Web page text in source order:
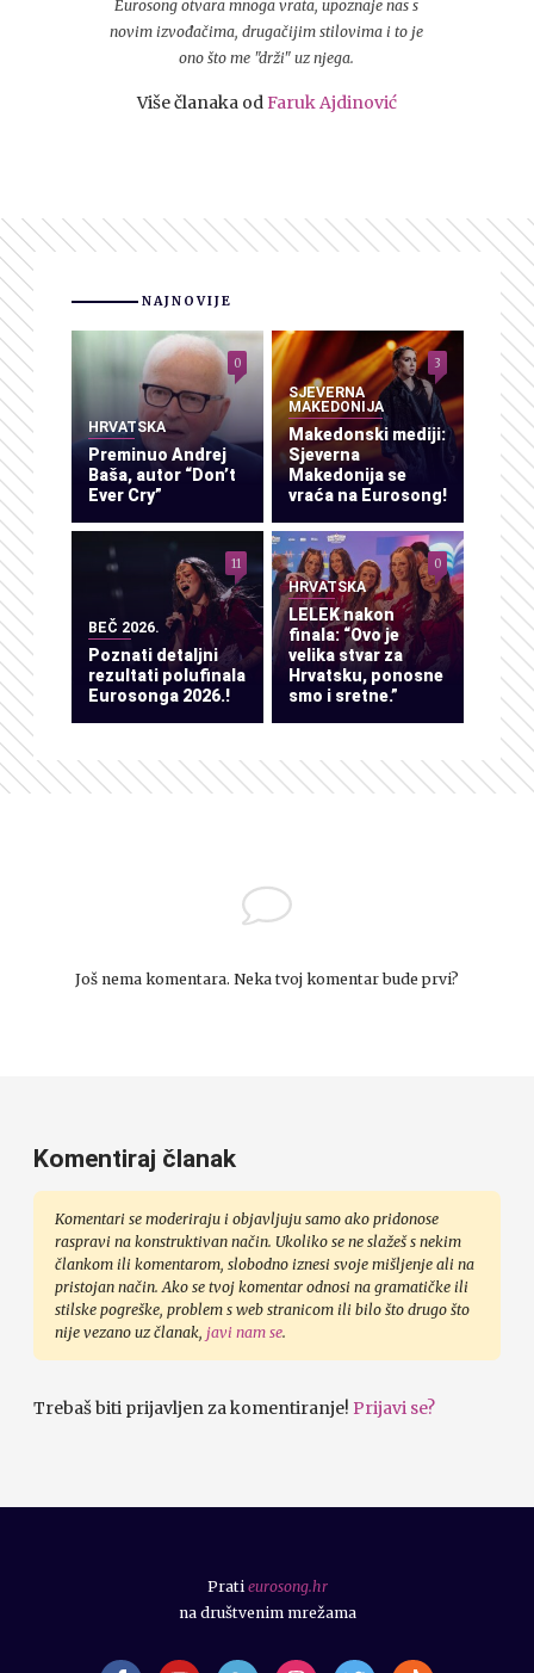
Eurosong otvara mnoga vrata, upoznaje nas s
novim izvođačima, drugačijim stilovima i to je
ono što me "drži" uz njega.
Više članaka odFaruk Ajdinović
NAJNOVIJE
HRVATSKA
Preminuo Andrej
Baša, autor “Don’t
Ever Cry”
0
SJEVERNA
MAKEDONIJA
Makedonski mediji:
Sjeverna
Makedonija se
vraća na Eurosong!
3
BEČ 2026.
Poznati detaljni
rezultati polufinala
Eurosonga 2026.!
11
HRVATSKA
LELEK nakon
finala: “Ovo je
velika stvar za
Hrvatsku, ponosne
smo i sretne.”
0
Još nema komentara. Neka tvoj komentar bude prvi?
Komentiraj članak
Komentari se moderiraju i objavljuju samo ako pridonose
raspravi na konstruktivan način. Ukoliko se ne slažeš s nekim
člankom ili komentarom, slobodno iznesi svoje mišljenje ali na
pristojan način. Ako se tvoj komentar odnosi na gramatičke ili
stilske pogreške, problem s web stranicom ili bilo što drugo što
nije vezano uz članak, javi nam se.
Trebaš biti prijavljen za komentiranje! Prijavi se?
Prati eurosong.hr
na društvenim mrežama